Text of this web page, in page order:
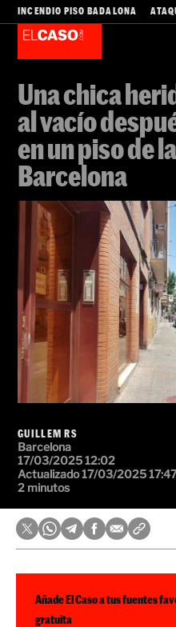
INCENDIO PISO BADALONA
Una chica
al vacío
en un piso de
Barcelona
GUILLEM RS
Barcelona
17/03/2025 12:02
Actualizado 17/03/2025 17:47
2 minutos
Añade El Caso a tus fuentes
gratuita